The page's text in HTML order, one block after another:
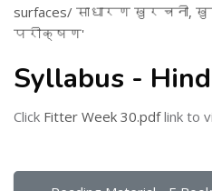
surfaces/ साधारण खुरचनी,
परीक्षण'
Syllabus -
Click Fitter Week 30.pdflink to